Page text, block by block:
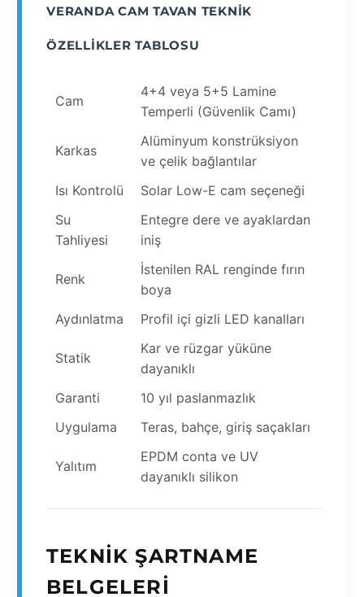
VERANDA CAM TAVAN TEKNIK
ÖZELLIKLER TABLOSU
Cam
4+4 veya 5+5 Lamine
Temperli (Güvenlik Camı)
Karkas
Alüminyum konstrüksiyon
ve çelik bağlantılar
Isı Kontrolü
Solar Low-E cam seçeneği
Su
Tahliyesi
Entegre dere ve ayaklardan
iniş
Renk
İstenilen RAL renginde fırın
boya
Aydınlatma
Profil içi gizli LED kanalları
Statik
Kar ve rüzgar yüküne
dayanıklı
Garanti
10 yıl paslanmazlık
Uygulama
Teras, bahçe, giriş saçakları
Yalıtım
EPDM conta ve UV
dayanıklı silikon
TEKNIK ŞARTNAME
BELGELERI